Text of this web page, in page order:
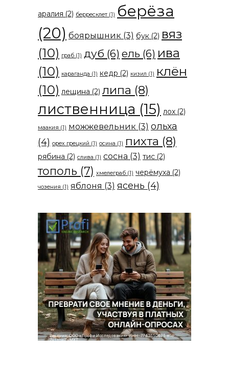
аралия (2) берресклет (1) берёза
(20) боярышник (3) бук (2) вяз
(10) граб (1) дуб (6) ель (6) ива
(10) караганда (1) кедр (2) кизил (1) клён
(10) лещина (2) липа (8)
лиственница (15) лох (2)
маакия (1) можжевельник (3) ольха
(4) орех грецкий (1) осина (1) пихта (8)
рябина (2) слива (1) сосна (3) тис (2)
тополь (7) хмелеграб (1) черёмуха (2)
чозения (1) яблоня (3) ясень (4)